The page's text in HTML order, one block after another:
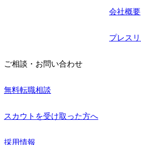
会社概要
プレス
ご相談・お問い合わせ
無料転職相談
スカウトを受け取った方へ
採用情報